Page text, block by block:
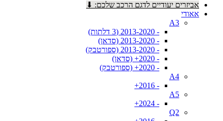
אביזרים יעודיים לדגם הרכב שלכם: ⬇
אאודי
A3
- 2013-2020 (3 דלתות)
- 2013-2020 (סדאן)
- 2013-2020 (ספורטבק)
- 2020+ (סדאן)
- 2020+ (ספורטבק)
A4
- 2016+
A5
- 2024+
Q2